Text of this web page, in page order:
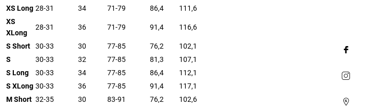
XS Long 28-31 34 71-79 86,4
111,6
XS
XLong
28-31 36 71-79 91,4 116,6
S Short 30-33 30 77-85 76,2
102,1
S
30-33 32 77-85 81,3
107,1
S Long
30-33 34 77-85 86,4
112,1
S XLong 30-33 36 77-85 91,4
117,1
M Short 32-35 30 83-91 76,2
102,6